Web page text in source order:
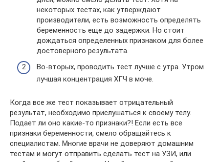
некоторых тестах, как утверждают
производители, есть возможность определять
беременность еще до задержки. Но стоит
дождаться определенных признаком для более
достоверного результата.
Во-вторых, проводить тест лучше с утра. Утром
лучшая концентрация ХГЧ в моче.
Когда все же тест показывает отрицательный
результат, необходимо прислушаться к своему телу.
Подает ли оно какие-то признаки?! Если есть все
признаки беременности, смело обращайтесь к
специалистам. Многие врачи не доверяют домашним
тестам и могут отправить сделать тест на УЗИ, или